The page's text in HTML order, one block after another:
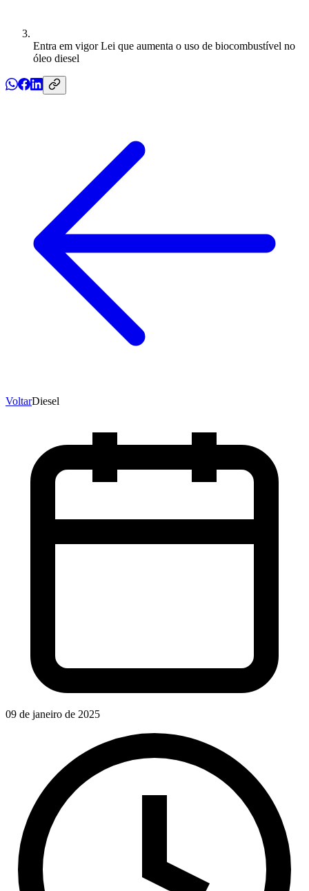
Entra em vigor Lei que aumenta o uso de biocombustível no
óleo diesel
VoltarDiesel
09 de janeiro de 2025